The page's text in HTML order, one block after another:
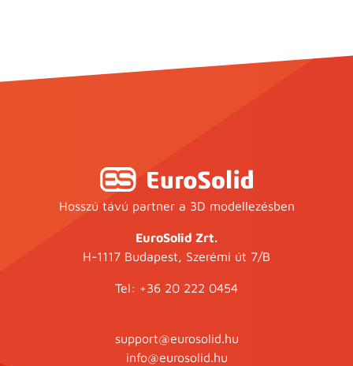
Hosszú távú partner a 3D modellezésben
EuroSolid Zrt.
H-1117 Budapest, Szerémi út 7/B
Tel: +36 20 222 0454
support@eurosolid.hu
info@eurosolid.hu